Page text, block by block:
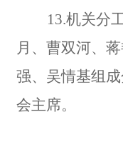
13.机关分
月、曹双河、
强、吴情基组
会主席。